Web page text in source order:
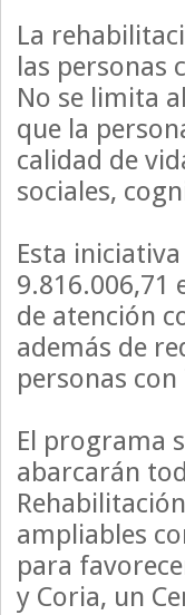
La
las personas
No se limita
que la
calidad de
sociales,
Esta
de atención
además de
personas
El programa
abarcarán
ampliables
para
y Coria, un